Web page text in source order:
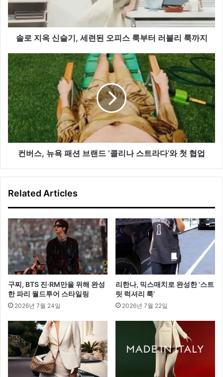
기,
세
련
피
스
룩
부
터
러
블
리
룩
솔로 지옥 신슬기, 세련된 오피스 룩부터 러블리 룩까지
컨
버
스,
뉴
욕
패
션
브
랜
스
다’와
첫
협
업
컨버스, 뉴욕 패션 브랜드 ‘콜리나 스트라다’와 첫 협업
Related Articles
구찌, BTS 진·RM만을 위해 완성
한 파리 월드투어 스타일링
2026년 7월 24일
리한나, 믹스매치로 완성한 ‘스트
릿 럭셔리 룩’
2026년 7월 22일